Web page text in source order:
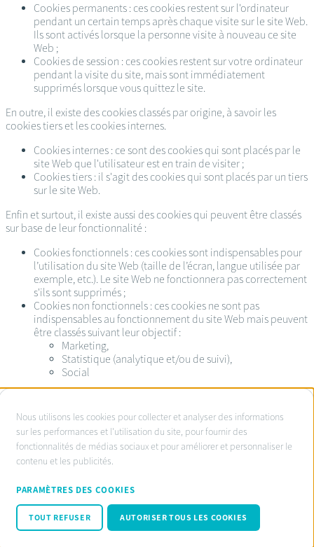
Cookies permanents : ces cookies restent sur l'ordinateur
pendant un certain temps après chaque visite sur le site Web.
Ils sont activés lorsque la personne visite à nouveau ce site
Web ;
Cookies de session : ces cookies restent sur votre ordinateur
pendant la visite du site, mais sont immédiatement
supprimés lorsque vous quittez le site.
En outre, il existe des cookies classés par origine, à savoir les
cookies tiers et les cookies internes.
Cookies internes : ce sont des cookies qui sont placés par le
site Web que l'utilisateur est en train de visiter ;
Cookies tiers : il s'agit des cookies qui sont placés par un tiers
sur le site Web.
Enfin et surtout, il existe aussi des cookies qui peuvent être classés
sur base de leur fonctionnalité :
Cookies fonctionnels : ces cookies sont indispensables pour
l’utilisation du site Web (taille de l’écran, langue utilisée par
exemple, etc.). Le site Web ne fonctionnera pas correctement
s'ils sont supprimés ;
Cookies non fonctionnels : ces cookies ne sont pas
indispensables au fonctionnement du site Web mais peuvent
être classés suivant leur objectif :
Marketing,
Statistique (analytique et/ou de suivi),
Social
Service d’ombudsman agréé:
www.ombudsnotaire.be
Privacy Policy notaire.be
Cookie policy
Code de conduite RGPD
© Fednot 2026
À
propos
des
cookies
sur
ce
site
Nous utilisons les cookies pour collecter et analyser des informations
sur les performances et l'utilisation du site, pour fournir des
fonctionnalités de médias sociaux et pour améliorer et personnaliser le
contenu et les publicités.
PARAMÈTRES DES COOKIES
TOUT REFUSER AUTORISER TOUS LES COOKIES